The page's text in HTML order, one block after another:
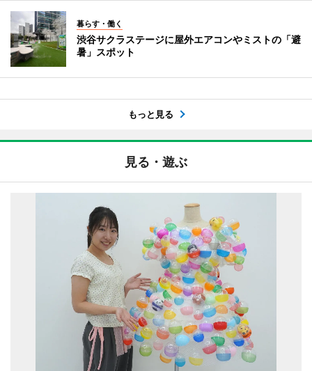
暮らす・働く
渋谷サクラステージに屋外エアコンやミストの「避
暑」スポット
もっと見る
見る・遊ぶ